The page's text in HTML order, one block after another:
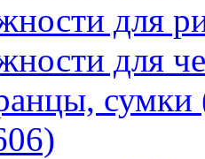
для
для
сумки